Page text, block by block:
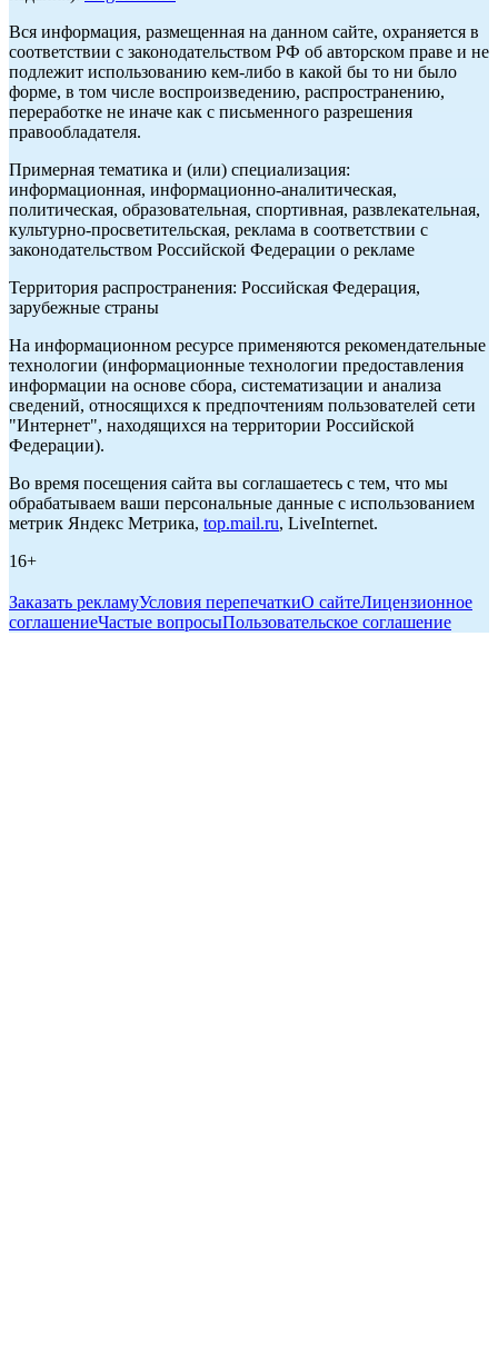
Вся информация, размещенная на данном сайте, охраняется в
соответствии с законодательством РФ об авторском праве и не
подлежит использованию кем-либо в какой бы то ни было
форме, в том числе воспроизведению, распространению,
переработке не иначе как с письменного разрешения
правообладателя.
Примерная тематика и (или) специализация:
информационная, информационно-аналитическая,
политическая, образовательная, спортивная, развлекательная,
культурно-просветительская, реклама в соответствии с
законодательством Российской Федерации о рекламе
Территория распространения: Российская Федерация,
зарубежные страны
На информационном ресурсе применяются рекомендательные
технологии (информационные технологии предоставления
информации на основе сбора, систематизации и анализа
сведений, относящихся к предпочтениям пользователей сети
"Интернет", находящихся на территории Российской
Федерации).
Во время посещения сайта вы соглашаетесь с тем, что мы
обрабатываем ваши персональные данные с использованием
метрик Яндекс Метрика, top.mail.ru, LiveInternet.
16+
Заказать рекламуУсловия перепечаткиО сайтеЛицензионное
соглашениеЧастые вопросыПользовательское соглашение